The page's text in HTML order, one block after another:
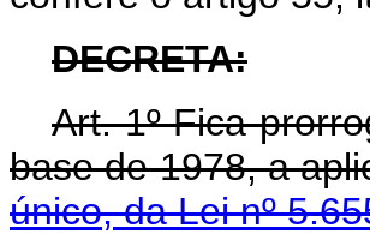
DECRETA:
Art. 1º Fica
base de 1978, a
único, da Lei nº